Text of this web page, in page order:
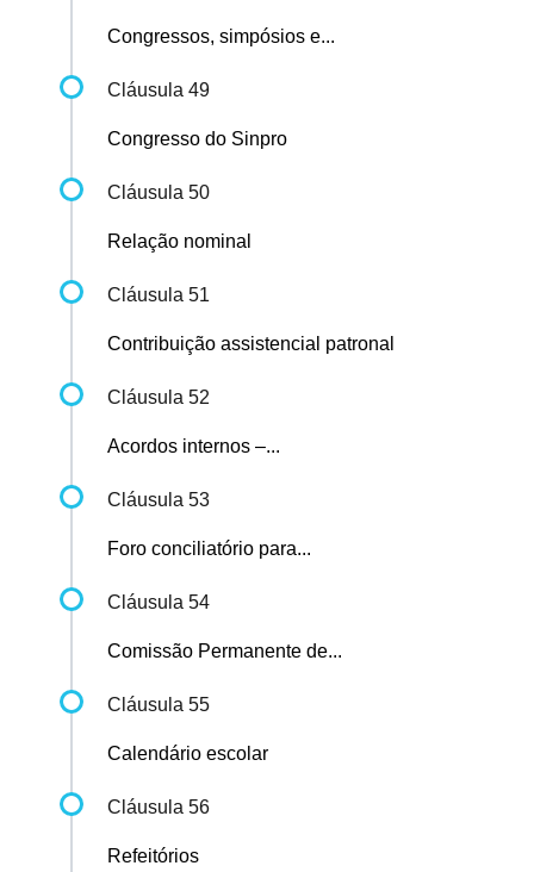
Congressos, simpósios e...
Cláusula 49
Congresso do Sinpro
Cláusula 50
Relação nominal
Cláusula 51
Contribuição assistencial patronal
Cláusula 52
Acordos internos –...
Cláusula 53
Foro conciliatório para...
Cláusula 54
Comissão Permanente de...
Cláusula 55
Calendário escolar
Cláusula 56
Refeitórios